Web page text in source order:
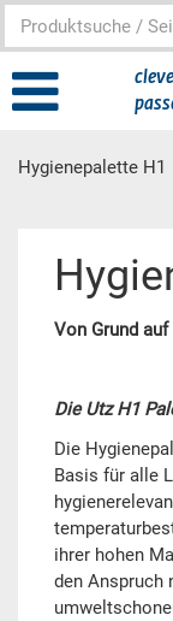
Hygienepalette H1
Von Grund
Die Utz H1
Die
Basis für alle
ihrer hohen
den Anspruch